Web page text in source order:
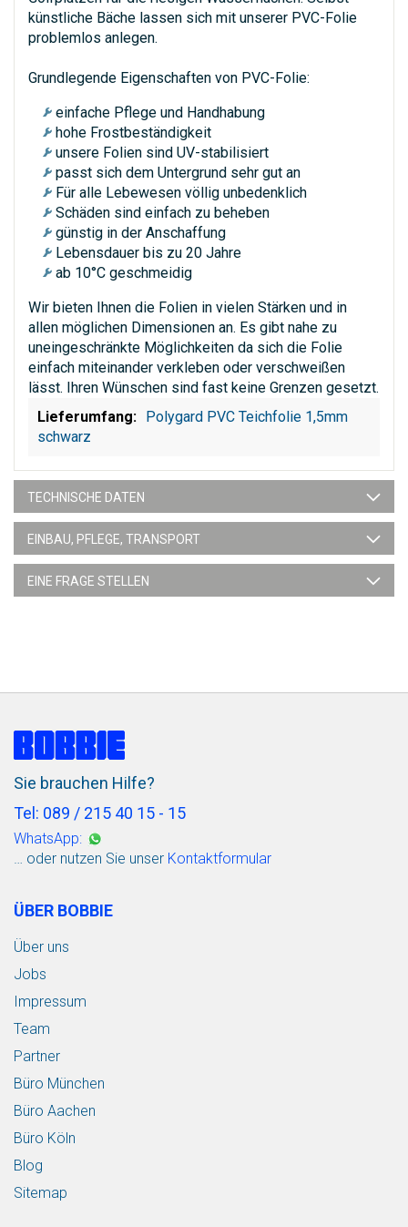
künstliche Bäche lassen sich mit unserer PVC-Folie
problemlos anlegen.
Grundlegende Eigenschaften von PVC-Folie:
einfache Pflege und Handhabung
hohe Frostbeständigkeit
unsere Folien sind UV-stabilisiert
passt sich dem Untergrund sehr gut an
Für alle Lebewesen völlig unbedenklich
Schäden sind einfach zu beheben
günstig in der Anschaffung
Lebensdauer bis zu 20 Jahre
ab 10°C geschmeidig
Wir bieten Ihnen die Folien in vielen Stärken und in
allen möglichen Dimensionen an. Es gibt nahe zu
uneingeschränkte Möglichkeiten da sich die Folie
einfach miteinander verkleben oder verschweißen
lässt. Ihren Wünschen sind fast keine Grenzen gesetzt.
Polygard PVC Teichfolie 1,5mm
schwarz
TECHNISCHE DATEN
EINBAU, PFLEGE, TRANSPORT
EINE FRAGE STELLEN
Sie brauchen Hilfe?
Tel: 089 / 215 40 15 - 15
WhatsApp:
… oder nutzen Sie unser Kontaktformular
ÜBER BOBBIE
Über uns
Jobs
Impressum
Team
Partner
Büro München
Büro Aachen
Büro Köln
Blog
Sitemap